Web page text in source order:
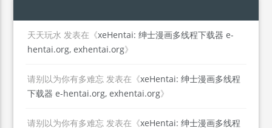
天天玩水 发表在《xeHentai: 绅士漫画多线程下载器 e-
hentai.org, exhentai.org》
请别以为你有多难忘 发表在《xeHentai: 绅士漫画多线程
下载器 e-hentai.org, exhentai.org》
请别以为你有多难忘 发表在《xeHentai: 绅士漫画多线程